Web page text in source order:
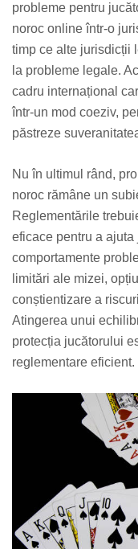
probleme pentru
noroc online într-o
timp ce alte jurisdicții
la probleme legale.
cadru internațional
într-un mod coeziv,
păstreze
Nu în ultimul rând,
noroc rămâne un
Reglementările
eficace pentru a
comportamente
limitări ale mizei,
conștientizare a
Atingerea unui
protecția jucătorului
reglementare eficient.